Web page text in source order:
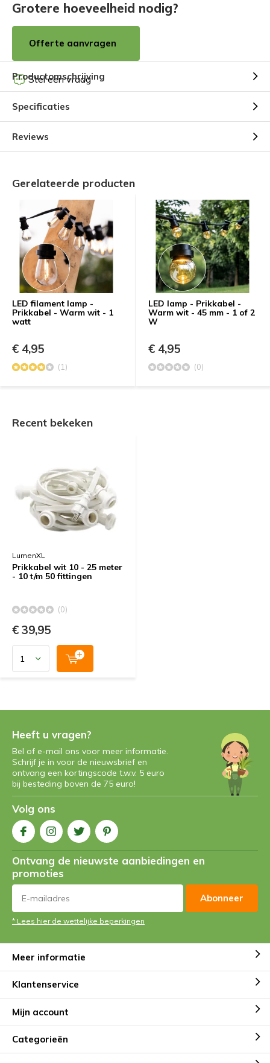
Grotere hoeveelheid nodig?
Offerte aanvragen
Stel een vraag
Productomschrijving
Specificaties
Reviews
Gerelateerde producten
LED filament lamp -
Prikkabel - Warm wit - 1
watt
€ 4,95
(1)
LED lamp - Prikkabel -
Warm wit - 45 mm - 1 of 2
W
€ 4,95
(0)
Recent bekeken
LumenXL
Prikkabel wit 10 - 25 meter
- 10 t/m 50 fittingen
(0)
€ 39,95
Heeft u vragen?
Bel of e-mail ons voor meer informatie.
Schrijf je in voor de nieuwsbrief en
ontvang een kortingscode t.w.v. 5 euro
bij besteding boven de 75 euro!
Volg ons
Ontvang de nieuwste aanbiedingen en
promoties
Abonneer
* Lees hier de wettelijke beperkingen
Meer informatie
Klantenservice
Mijn account
Categorieën